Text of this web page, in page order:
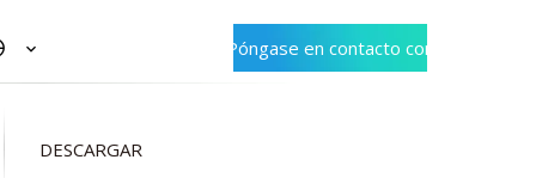
Póngase en contacto con
DESCARGAR